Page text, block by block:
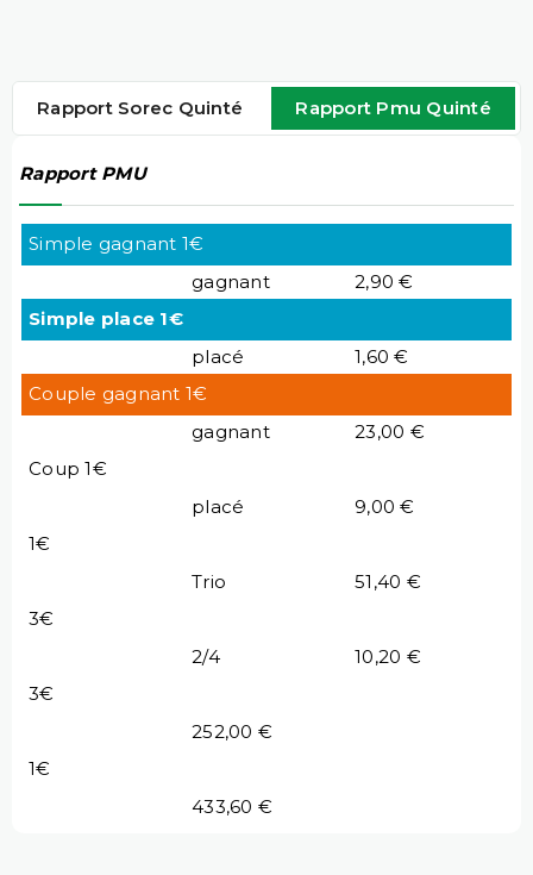
Rapport Sorec Quinté Rapport Pmu Quinté
Rapport PMU
Simple gagnant 1€
gagnant
2,90 €
Simple place 1€
placé
1,60 €
Couple gagnant 1€
gagnant
23,00 €
Coup 1€
placé
9,00 €
1€
Trio
51,40 €
3€
2/4
10,20 €
3€
252,00 €
1€
433,60 €